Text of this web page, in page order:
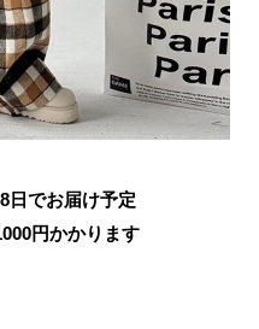
日でお届け予定
円かかります